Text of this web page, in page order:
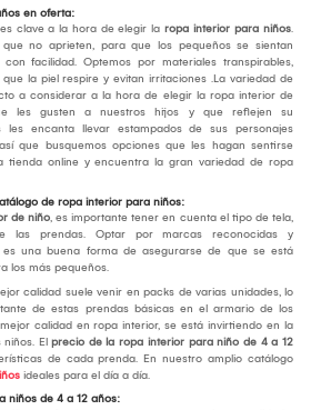
en oferta:
clave a la hora de elegir la ropa interior para niños.
no aprieten, para que los pequeños se sientan
facilidad. Optemos por materiales transpirables,
la piel respire y evitan irritaciones .La variedad de
a considerar a la hora de elegir la ropa interior de
les gusten a nuestros hijos y que reflejen su
les encanta llevar estampados de sus personajes
que busquemos opciones que les hagan sentirse
tienda online y encuentra la gran variedad de ropa
de ropa interior para niños:
de niño, es importante tener en cuenta el tipo de tela,
las prendas. Optar por marcas reconocidas y
es una buena forma de asegurarse de que se está
los más pequeños.
calidad suele venir en packs de varias unidades, lo
de estas prendas básicas en el armario de los
calidad en ropa interior, se está invirtiendo en la
El precio de la ropa interior para niño de 4 a 12
de cada prenda. En nuestro amplio catálogo
ideales para el día a día.
niños de 4 a 12 años: